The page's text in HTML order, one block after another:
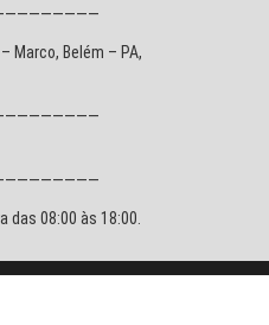
Marco, Belém – PA,
08:00 às 18:00.